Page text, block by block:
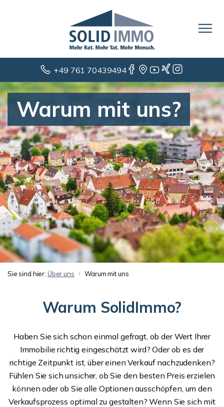
+49 761 70439494
Warum mit uns?
Sie sind hier: Über uns Warum mit uns
Warum SolidImmo?
Haben Sie sich schon einmal gefragt, ob der Wert Ihrer
Immobilie richtig eingeschätzt wird? Oder ob es der
richtige Zeitpunkt ist, über einen Verkauf nachzudenken?
Fühlen Sie sich unsicher, ob Sie den besten Preis erzielen
können oder ob Sie alle Optionen ausschöpfen, um den
Verkaufsprozess optimal zu gestalten? Wenn Sie sich mit